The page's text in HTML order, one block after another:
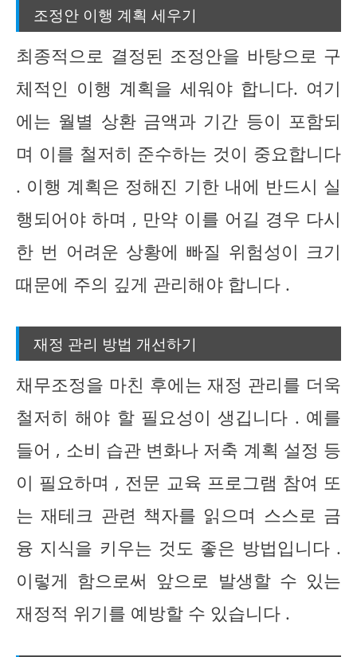
조정안 이행 계획 세우기
최종적으로 결정된 조정안을 바탕으로 구
체적인 이행 계획을 세워야 합니다. 여기
에는 월별 상환 금액과 기간 등이 포함되
며 이를 철저히 준수하는 것이 중요합니다
. 이행 계획은 정해진 기한 내에 반드시 실
행되어야 하며 , 만약 이를 어길 경우 다시
한 번 어려운 상황에 빠질 위험성이 크기
때문에 주의 깊게 관리해야 합니다 .
재정 관리 방법 개선하기
채무조정을 마친 후에는 재정 관리를 더욱
철저히 해야 할 필요성이 생깁니다 . 예를
들어 , 소비 습관 변화나 저축 계획 설정 등
이 필요하며 , 전문 교육 프로그램 참여 또
는 재테크 관련 책자를 읽으며 스스로 금
융 지식을 키우는 것도 좋은 방법입니다 .
이렇게 함으로써 앞으로 발생할 수 있는
재정적 위기를 예방할 수 있습니다 .